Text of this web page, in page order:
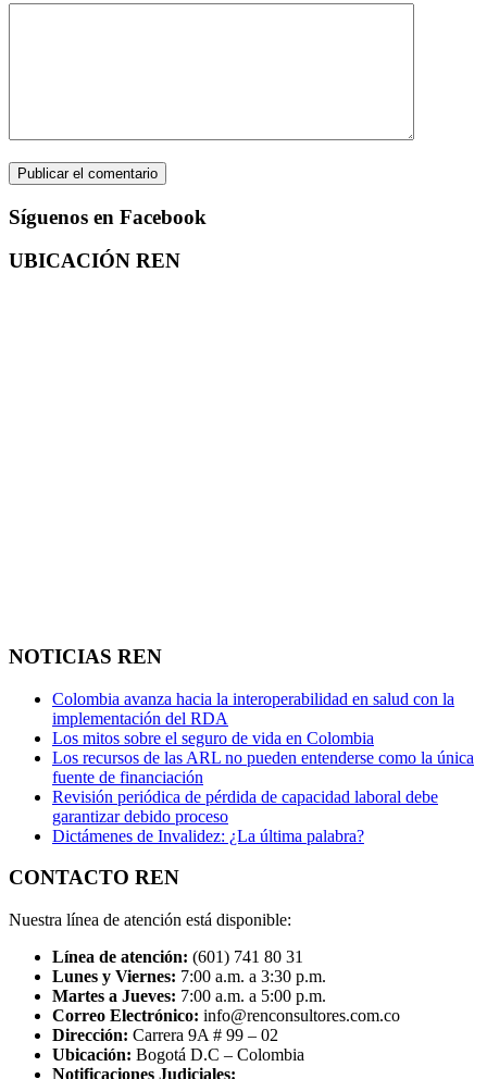
Síguenos en Facebook
UBICACIÓN REN
NOTICIAS REN
Colombia avanza hacia la interoperabilidad en salud con la
implementación del RDA
Los mitos sobre el seguro de vida en Colombia
Los recursos de las ARL no pueden entenderse como la única
fuente de financiación
Revisión periódica de pérdida de capacidad laboral debe
garantizar debido proceso
Dictámenes de Invalidez: ¿La última palabra?
CONTACTO REN
Nuestra línea de atención está disponible:
Línea de atención: (601) 741 80 31
Lunes y Viernes: 7:00 a.m. a 3:30 p.m.
Martes a Jueves: 7:00 a.m. a 5:00 p.m.
Correo Electrónico: info@renconsultores.com.co
Dirección: Carrera 9A # 99 – 02
Ubicación: Bogotá D.C – Colombia
Notificaciones Judiciales: